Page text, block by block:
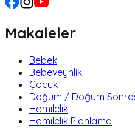
Makaleler
Bebek
Bebeveynlik
Çocuk
Doğum / Doğum
Hamilelik
Hamilelik Planlama